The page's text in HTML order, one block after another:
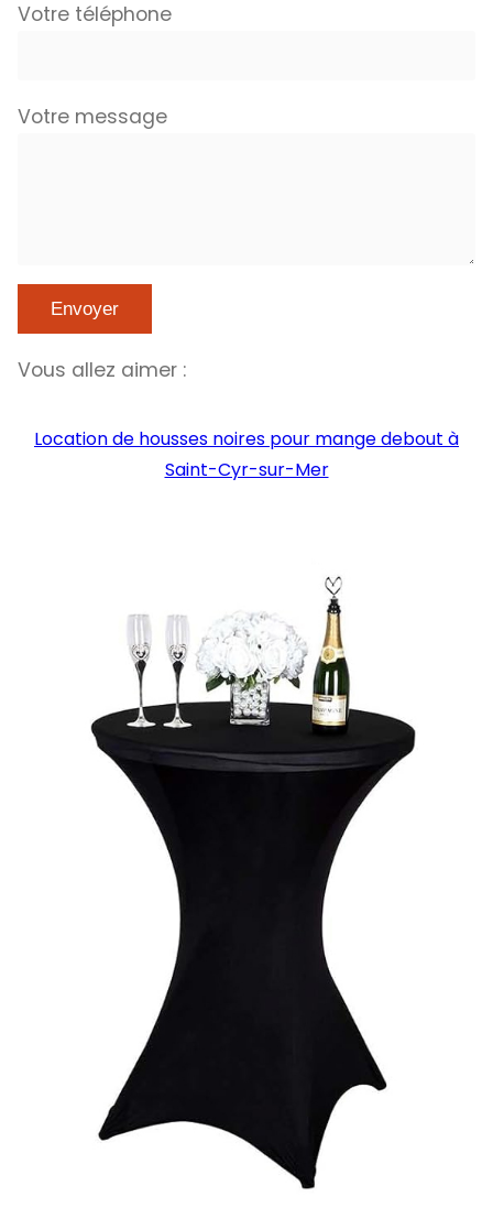
Votre téléphone
Votre message
Vous allez aimer :
Location de housses noires pour mange debout à
Saint-Cyr-sur-Mer